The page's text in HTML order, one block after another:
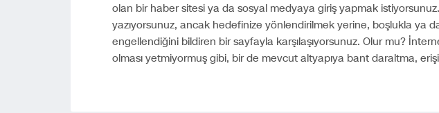
olan bir haber sitesi ya da sosyal medyaya giriş yapmak
yazıyorsunuz, ancak hedefinize yönlendirilmek yerine, boşlukla ya
engellendiğini bildiren bir sayfayla karşılaşıyorsunuz. Olur mu?
olması yetmiyormuş gibi, bir de mevcut altyapıya bant daraltma,